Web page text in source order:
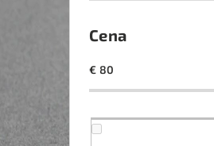
Cena
€ 80